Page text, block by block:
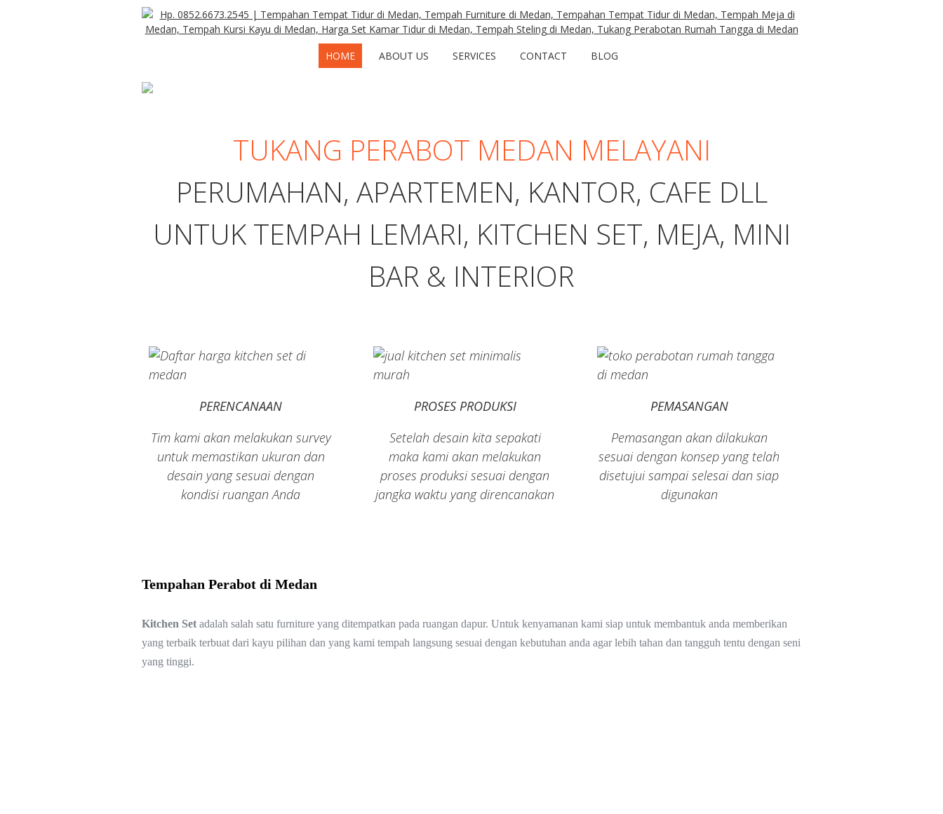
HOME ABOUT US SERVICES CONTACT BLOG
TUKANG PERABOT MEDAN MELAYANI
PERUMAHAN, APARTEMEN, KANTOR, CAFE DLL
UNTUK TEMPAH LEMARI, KITCHEN SET, MEJA, MINI
BAR & INTERIOR
PERENCANAAN
Tim kami akan melakukan survey
untuk memastikan ukuran dan
desain yang sesuai dengan
kondisi ruangan Anda
PROSES PRODUKSI
Setelah desain kita sepakati
maka kami akan melakukan
proses produksi sesuai dengan
jangka waktu yang direncanakan
PEMASANGAN
Pemasangan akan dilakukan
sesuai dengan konsep yang telah
disetujui sampai selesai dan siap
digunakan
Tempahan Perabot di Medan
Kitchen Set adalah salah satu furniture yang ditempatkan pada ruangan dapur. Untuk kenyamanan kami siap untuk membantuk anda memberikan
yang terbaik terbuat dari kayu pilihan dan yang kami tempah langsung sesuai dengan kebutuhan anda agar lebih tahan dan tangguh tentu dengan seni
yang tinggi.